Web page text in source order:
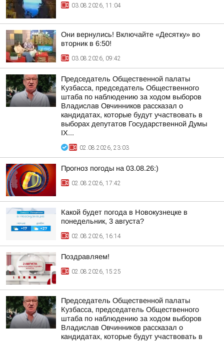
03.08.2026, 11:04
Они вернулись! Включайте «Десятку» во
вторник в 6:50!
03.08.2026, 09:42
Председатель Общественной палаты
Кузбасса, председатель Общественного
штаба по наблюдению за ходом выборов
Владислав Овчинников рассказал о
кандидатах, которые будут участвовать в
выборах депутатов Государственной Думы
IX...
02.08.2026, 23:03
Прогноз погоды на 03.08.26:)
02.08.2026, 17:42
Какой будет погода в Новокузнецке в
понедельник, 3 августа?
02.08.2026, 16:14
Поздравляем!
02.08.2026, 15:25
Председатель Общественной палаты
Кузбасса, председатель Общественного
штаба по наблюдению за ходом выборов
Владислав Овчинников рассказал о
кандидатах, которые будут участвовать в